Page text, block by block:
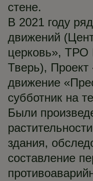
стене.
В 2021 году
движений
церковь»,
Тверь), Проект
движение
субботник на
Были
здания,
составление